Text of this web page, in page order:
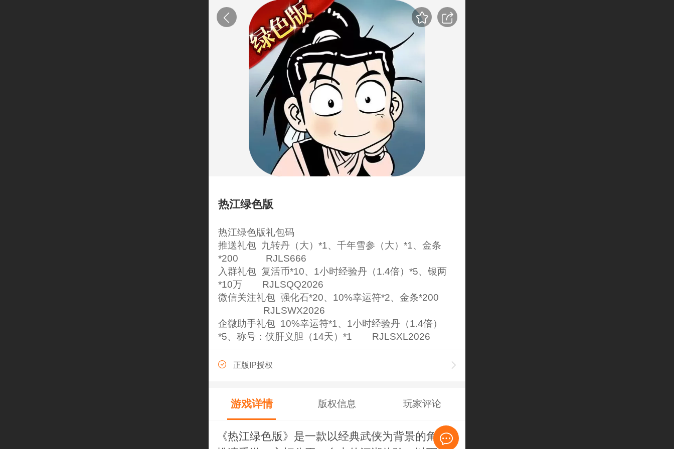
热江绿色版
热江绿色版礼包码
推送礼包 九转丹（大）*1、千年雪参（大）*1、金条
*200 RJLS666
入群礼包 复活币*10、1小时经验丹（1.4倍）*5、银两
*10万 RJLSQQ2026
微信关注礼包 强化石*20、10%幸运符*2、金条*200
RJLSWX2026
企微助手礼包 10%幸运符*1、1小时经验丹（1.4倍）
*5、称号：侠肝义胆（14天）*1 RJLSXL2026
正版IP授权
游戏详情 版权信息 玩家评论
《热江绿色版》是一款以经典武侠为背景的角色